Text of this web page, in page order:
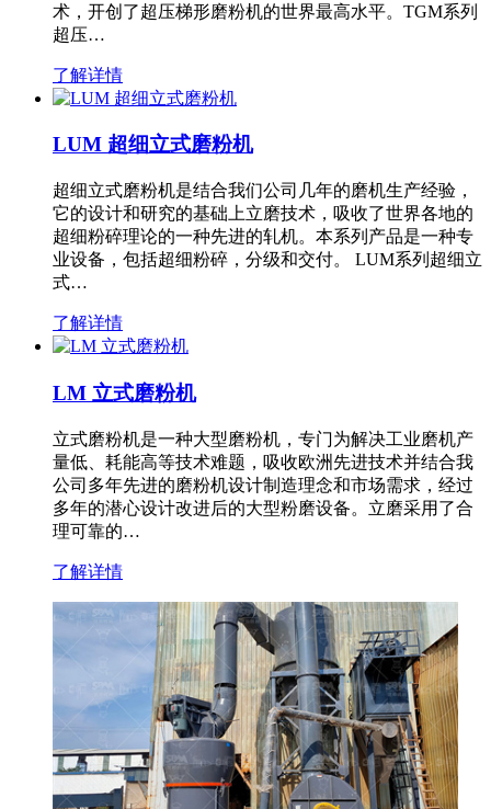
术，开创了超压梯形磨粉机的世界最高水平。TGM系列
超压…
了解详情
LUM 超细立式磨粉机
超细立式磨粉机是结合我们公司几年的磨机生产经验，
它的设计和研究的基础上立磨技术，吸收了世界各地的
超细粉碎理论的一种先进的轧机。本系列产品是一种专
业设备，包括超细粉碎，分级和交付。 LUM系列超细立
式…
了解详情
LM 立式磨粉机
立式磨粉机是一种大型磨粉机，专门为解决工业磨机产
量低、耗能高等技术难题，吸收欧洲先进技术并结合我
公司多年先进的磨粉机设计制造理念和市场需求，经过
多年的潜心设计改进后的大型粉磨设备。立磨采用了合
理可靠的…
了解详情